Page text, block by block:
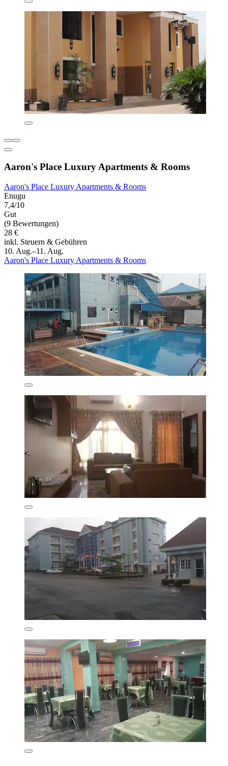
Aaron's Place Luxury Apartments & Rooms
Aaron's Place Luxury Apartments & Rooms
Enugu
7,4/10
Gut
(9 Bewertungen)
28 €
inkl. Steuern & Gebühren
10. Aug.–11. Aug.
Aaron's Place Luxury Apartments & Rooms